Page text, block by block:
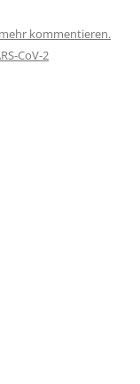
kommentieren.
CoV-2